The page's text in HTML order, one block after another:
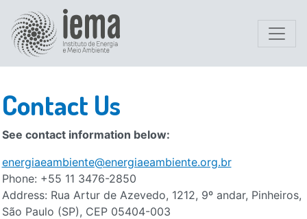
Contact Us
See contact information below:
energiaeambiente@energiaeambiente.org.br
Phone: +55 11 3476-2850
Address: Rua Artur de Azevedo, 1212, 9º andar, Pinheiros,
São Paulo (SP), CEP 05404-003